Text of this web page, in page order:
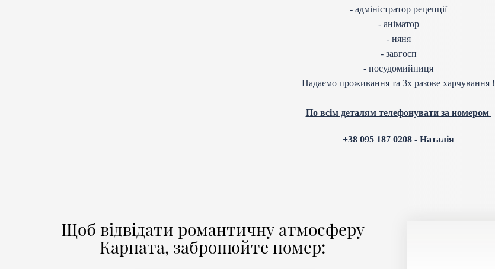
- адміністратор рецепції
- аніматор
- няня
- завгосп
- посудомийниця
Надаємо проживання та 3х разове харчування !
По всім деталям телефонувати за номером
+38 095 187 0208 - Наталія
Щоб відвідати романтичну атмосферу
Карпата, забронюйте номер: